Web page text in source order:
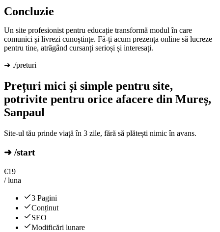
Concluzie
Un site profesionist pentru educație transformă modul în care
comunici și livrezi cunoștințe. Fă-ți acum prezența online să lucreze
pentru tine, atrăgând cursanți serioși și interesați.
➜ ./preturi
Prețuri mici și simple pentru site,
potrivite pentru orice afacere din Mureș,
Sanpaul
Site-ul tău prinde viață în 3 zile, fără să plătești nimic în avans.
➜ /start
€19
/ luna
3 Pagini
Conținut
SEO
Modificări lunare